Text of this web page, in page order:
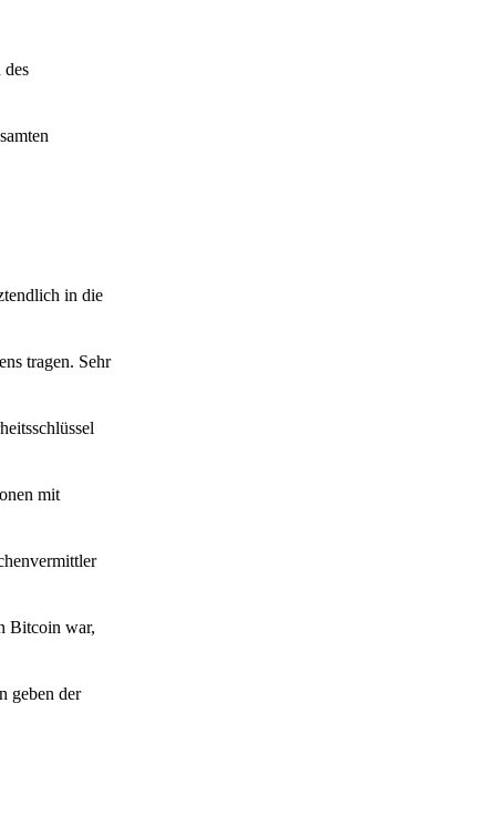
in die
tragen. Sehr
mit
Bitcoin war,
geben der